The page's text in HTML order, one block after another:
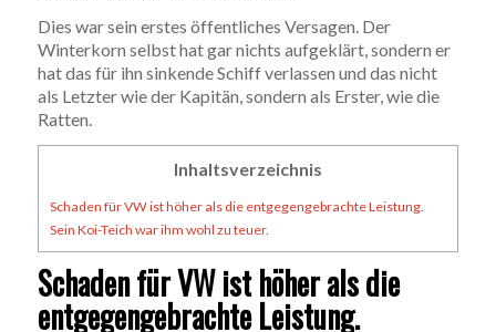
Dies war sein erstes öffentliches Versagen. Der
Winterkorn selbst hat gar nichts aufgeklärt, sondern er
hat das für ihn sinkende Schiff verlassen und das nicht
als Letzter wie der Kapitän, sondern als Erster, wie die
Ratten.
Inhaltsverzeichnis
Schaden für VW ist höher als die entgegengebrachte Leistung.
Sein Koi-Teich war ihm wohl zu teuer.
Schaden für VW ist höher als die
entgegengebrachte Leistung.